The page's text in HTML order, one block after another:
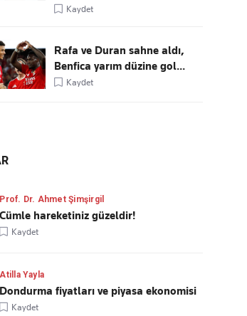
Kaydet
Rafa ve Duran sahne aldı,
Benfica yarım düzine gol...
Kaydet
Prof. Dr. Ahmet Şimşirgil
Cümle hareketiniz güzeldir!
Kaydet
Atilla Yayla
Dondurma fiyatları ve piyasa ekonomisi
Kaydet